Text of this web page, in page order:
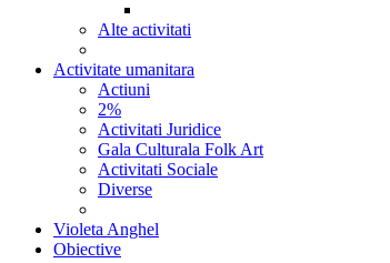
Alte activitati
Activitate umanitara
Actiuni
2%
Activitati Juridice
Gala Culturala Folk Art
Activitati Sociale
Diverse
Violeta Anghel
Obiective